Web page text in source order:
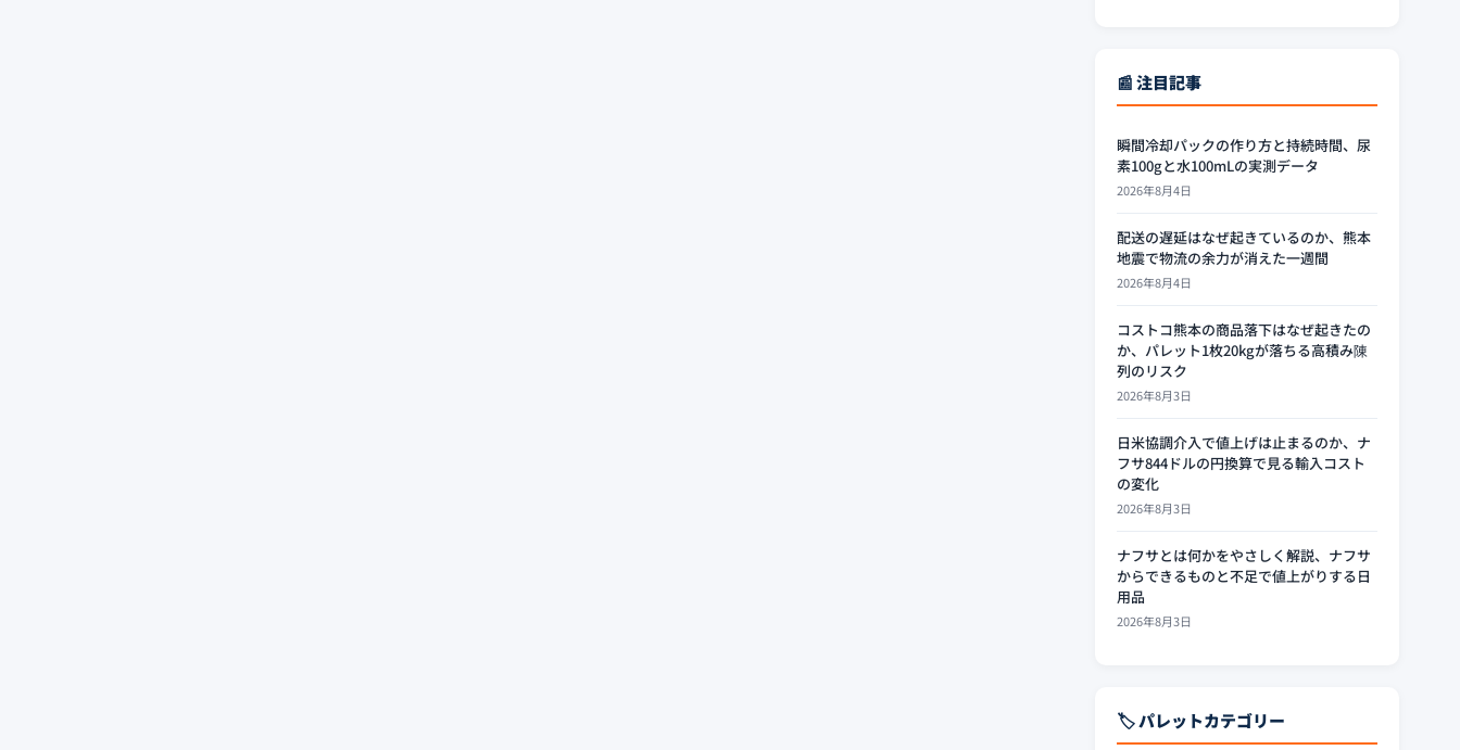
📰 注目記事
瞬間冷却パックの作り方と持続時間、尿
素100gと水100mLの実測データ
2026年8月4日
配送の遅延はなぜ起きているのか、熊本
地震で物流の余力が消えた一週間
2026年8月4日
コストコ熊本の商品落下はなぜ起きたの
か、パレット1枚20kgが落ちる高積み陳
列のリスク
2026年8月3日
日米協調介入で値上げは止まるのか、ナ
フサ844ドルの円換算で見る輸入コスト
の変化
2026年8月3日
ナフサとは何かをやさしく解説、ナフサ
からできるものと不足で値上がりする日
用品
2026年8月3日
🏷️ パレットカテゴリー